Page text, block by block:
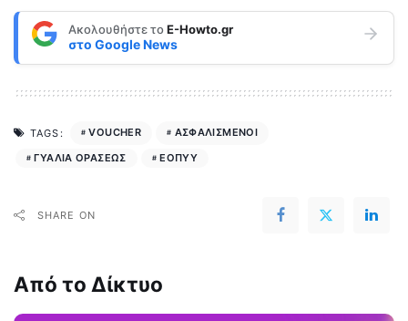
Ακολουθήστε τοE-Howto.gr
στο Google News
TAGS: VOUCHER
ΑΣΦΑΛΙΣΜΕΝΟΙ
ΓΥΑΛΙΑ ΟΡΑΣΕΩΣ
ΕΟΠΥΥ
SHARE ON
Από το Δίκτυο